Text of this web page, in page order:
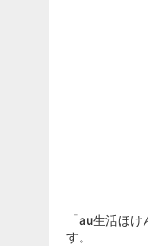
「au生活ほ
す。